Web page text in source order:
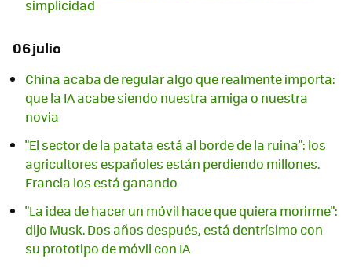
simplicidad
06 julio
China acaba de regular algo que realmente importa:
que la IA acabe siendo nuestra amiga o nuestra
novia
"El sector de la patata está al borde de la ruina": los
agricultores españoles están perdiendo millones.
Francia los está ganando
"La idea de hacer un móvil hace que quiera morirme":
dijo Musk. Dos años después, está dentrísimo con
su prototipo de móvil con IA